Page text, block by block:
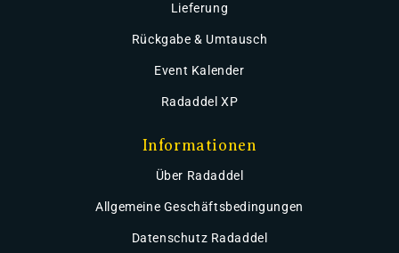
Lieferung
Rückgabe & Umtausch
Event Kalender
Radaddel XP
Informationen
Über Radaddel
Allgemeine Geschäftsbedingungen
Datenschutz Radaddel